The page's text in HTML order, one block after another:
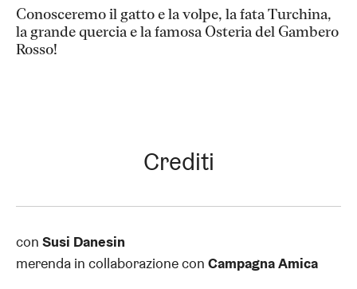
Conosceremo il gatto e la volpe, la fata Turchina,
la grande quercia e la famosa Osteria del Gambero
Rosso!
Crediti
con Susi Danesin
merenda in collaborazione con Campagna Amica